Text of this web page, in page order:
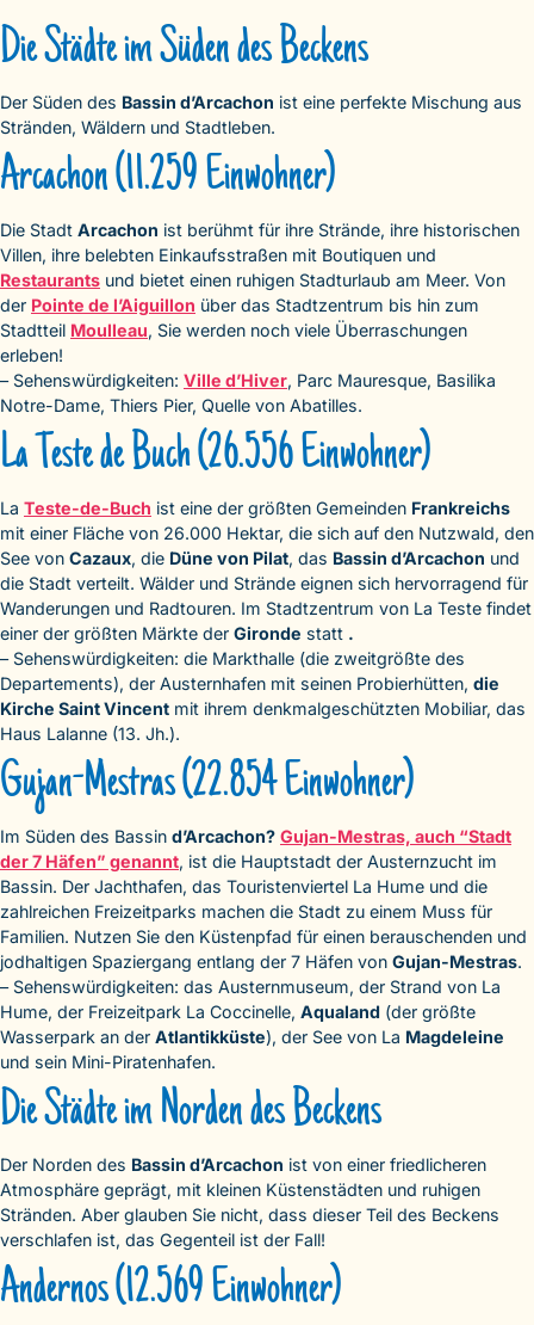
Die Städte im Süden des Beckens
Der Süden des Bassin d’Arcachon ist eine perfekte Mischung aus
Stränden, Wäldern und Stadtleben.
Arcachon (11.259 Einwohner)
Die Stadt Arcachon ist berühmt für ihre Strände, ihre historischen
Villen, ihre belebten Einkaufsstraßen mit Boutiquen und
Restaurants und bietet einen ruhigen Stadturlaub am Meer. Von
der Pointe de l’Aiguillon über das Stadtzentrum bis hin zum
Stadtteil Moulleau, Sie werden noch viele Überraschungen
erleben!
– Sehenswürdigkeiten: Ville d’Hiver, Parc Mauresque, Basilika
Notre-Dame, Thiers Pier, Quelle von Abatilles.
La Teste de Buch (26.556 Einwohner)
La Teste-de-Buch ist eine der größten Gemeinden Frankreichs
mit einer Fläche von 26.000 Hektar, die sich auf den Nutzwald, den
See von Cazaux, die Düne von Pilat, das Bassin d’Arcachon und
die Stadt verteilt. Wälder und Strände eignen sich hervorragend für
Wanderungen und Radtouren. Im Stadtzentrum von La Teste findet
einer der größten Märkte der Gironde statt .
– Sehenswürdigkeiten: die Markthalle (die zweitgrößte des
Departements), der Austernhafen mit seinen Probierhütten, die
Kirche Saint Vincent mit ihrem denkmalgeschützten Mobiliar, das
Haus Lalanne (13. Jh.).
Gujan-Mestras (22.854 Einwohner)
Im Süden des Bassin d’Arcachon? Gujan-Mestras, auch “Stadt
der 7 Häfen” genannt, ist die Hauptstadt der Austernzucht im
Bassin. Der Jachthafen, das Touristenviertel La Hume und die
zahlreichen Freizeitparks machen die Stadt zu einem Muss für
Familien. Nutzen Sie den Küstenpfad für einen berauschenden und
jodhaltigen Spaziergang entlang der 7 Häfen von Gujan-Mestras.
– Sehenswürdigkeiten: das Austernmuseum, der Strand von La
Hume, der Freizeitpark La Coccinelle, Aqualand (der größte
Wasserpark an der Atlantikküste), der See von La Magdeleine
und sein Mini-Piratenhafen.
Die Städte im Norden des Beckens
Der Norden des Bassin d’Arcachon ist von einer friedlicheren
Atmosphäre geprägt, mit kleinen Küstenstädten und ruhigen
Stränden. Aber glauben Sie nicht, dass dieser Teil des Beckens
verschlafen ist, das Gegenteil ist der Fall!
Andernos (12.569 Einwohner)